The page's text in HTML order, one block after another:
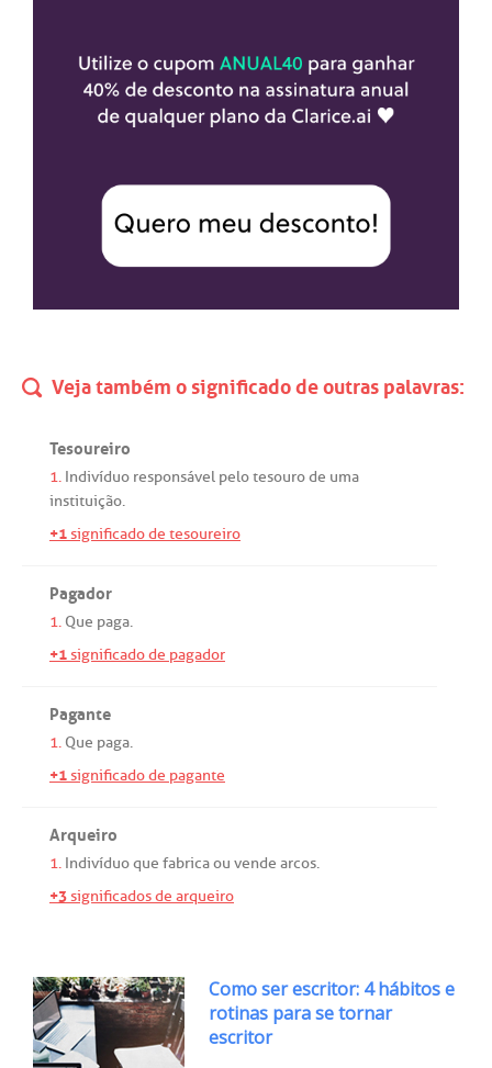
Veja também o significado de outras palavras:
Tesoureiro
1. Indivíduo responsável pelotesourode uma
instituição.
+1significado de tesoureiro
Pagador
1. Que paga.
+1significado de pagador
Pagante
1. Que paga.
+1significado de pagante
Arqueiro
1. Indivíduoque fabricaou vende arcos.
+3significados de arqueiro
Como ser escritor: 4 hábitos e
rotinas para se tornar
escritor